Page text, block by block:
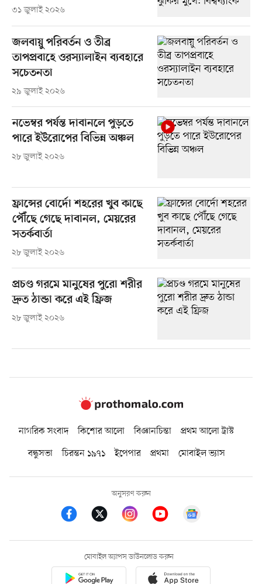
৩১ জুলাই ২০২৬
জলবায়ু পরিবর্তন ও তীব্র
তাপপ্রবাহে ওরস্যালাইন ব্যবহারে
সচেতনতা
২৯ জুলাই ২০২৬
নভেম্বর পর্যন্ত দাবানলে পুড়তে
পারে ইউরোপের বিভিন্ন অঞ্চল
২৮ জুলাই ২০২৬
ফ্রান্সের বোর্দো শহরের খুব কাছে
পৌঁছে গেছে দাবানল, মেয়রের
সতর্কবার্তা
২৮ জুলাই ২০২৬
প্রচণ্ড গরমে মানুষের পুরো শরীর
দ্রুত ঠান্ডা করে এই ফ্রিজ
২৮ জুলাই ২০২৬
নাগরিক সংবাদ কিশোর আলো বিজ্ঞানচিন্তা
প্রথম আলো ট্রাস্ট
বন্ধুসভা
চিরন্তন ১৯৭১ ইপেপার প্রথমা মোবাইল ভ্যাস
অনুসরণ করুন
মোবাইল অ্যাপস ডাউনলোড করুন